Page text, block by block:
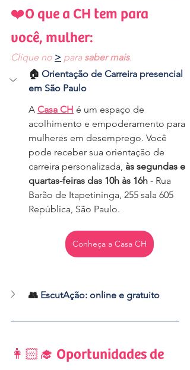
❤️O que a CH tem para
você, mulher:
Clique no > para saber mais.
🏠 Orientação de Carreira presencial
em São Paulo
A Casa CH é um espaço de
acolhimento e empoderamento para
mulheres em desemprego. Você
pode receber sua orientação de
carreira personalizada, às segundas e
quartas-feiras das 10h às 16h - Rua
Barão de Itapetininga, 255 sala 605
República, São Paulo.
Conheça a Casa CH
👥 EscutAção: online e gratuito
👩🏻‍🎓 Oportunidades de